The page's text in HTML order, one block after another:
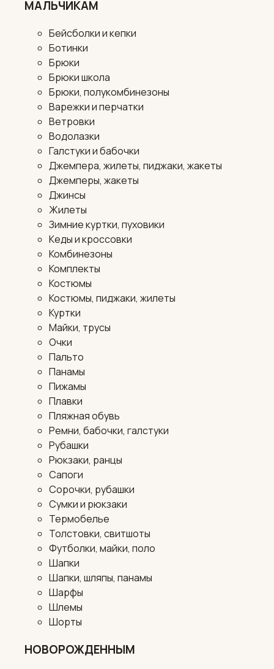
МАЛЬЧИКАМ
Бейсболки и кепки
Ботинки
Брюки
Брюки школа
Брюки, полукомбинезоны
Варежки и перчатки
Ветровки
Водолазки
Галстуки и бабочки
Джемпера, жилеты, пиджаки, жакеты
Джемперы, жакеты
Джинсы
Жилеты
Зимние куртки, пуховики
Кеды и кроссовки
Комбинезоны
Комплекты
Костюмы
Костюмы, пиджаки, жилеты
Куртки
Майки, трусы
Очки
Пальто
Панамы
Пижамы
Плавки
Пляжная обувь
Ремни, бабочки, галстуки
Рубашки
Рюкзаки, ранцы
Сапоги
Сорочки, рубашки
Сумки и рюкзаки
Термобелье
Толстовки, свитшоты
Футболки, майки, поло
Шапки
Шапки, шляпы, панамы
Шарфы
Шлемы
Шорты
НОВОРОЖДЕННЫМ